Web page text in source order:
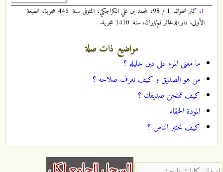
1.
كنز الفوائد: 1 / 98، لمحمد بن علي الكراجكي، المتوفى سنة: 446 هجرية، الطبعة
الأولى، دار الذخائر قم/ايران، سنة: 1410 هجرية.
مواضيع ذات صلة
ما معنى المرء على دين خليله ؟
من هو الصديق و كيف نعرف صلاحه ؟
كيف تمتحن صديقك ؟
المودة الحمقاء
كيف تختبر الناس ؟
‏إدخال كلمات البحث ‏